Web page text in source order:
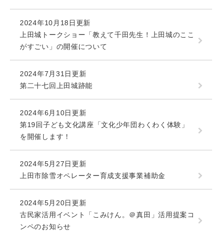
2024年10月18日更新
上田城トークショー「教えて千田先生！上田城のここ
がすごい」の開催について
2024年7月31日更新
第二十七回上田城跡能
2024年6月10日更新
第19回子ども文化講座「文化少年団わくわく体験」
を開催します！
2024年5月27日更新
上田市除雪オペレーター育成支援事業補助金
2024年5月20日更新
古民家活用イベント「こみけん。＠真田」活用提案コ
ンペのお知らせ